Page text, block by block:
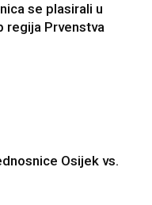
se plasirali u
regija Prvenstva
Osijek vs.